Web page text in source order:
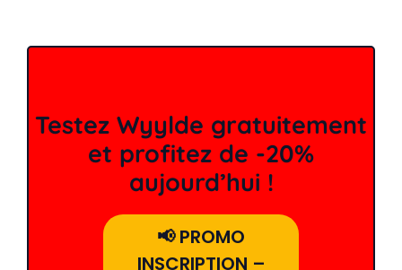
Testez Wyylde gratuitement
et profitez de -20%
aujourd’hui !
📢 PROMO
INSCRIPTION –